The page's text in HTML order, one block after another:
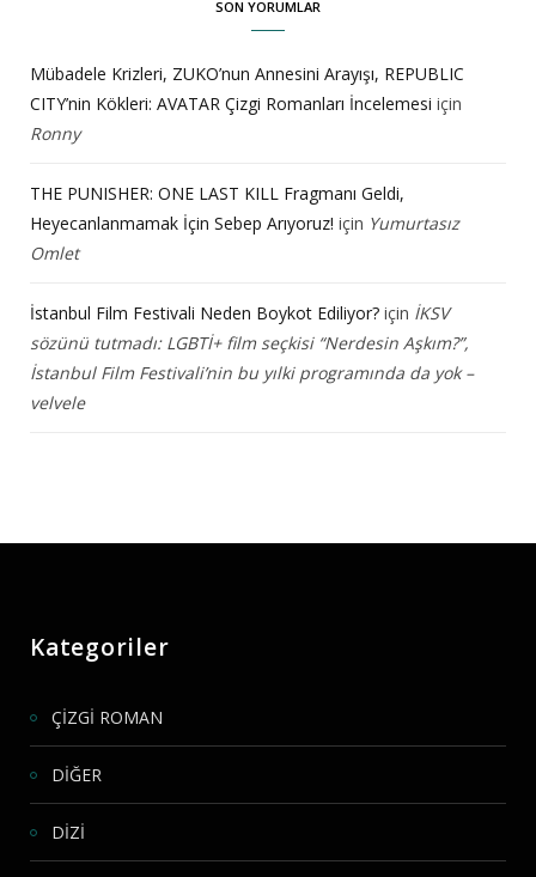
SON YORUMLAR
Mübadele Krizleri, ZUKO’nun Annesini Arayışı, REPUBLIC
CITY’nin Kökleri: AVATAR Çizgi Romanları İncelemesi için
Ronny
THE PUNISHER: ONE LAST KILL Fragmanı Geldi,
Heyecanlanmamak İçin Sebep Arıyoruz! için Yumurtasız
Omlet
İstanbul Film Festivali Neden Boykot Ediliyor? için İKSV
sözünü tutmadı: LGBTİ+ film seçkisi “Nerdesin Aşkım?”,
İstanbul Film Festivali’nin bu yılki programında da yok –
velvele
Kategoriler
ÇİZGİ ROMAN
DİĞER
DİZİ